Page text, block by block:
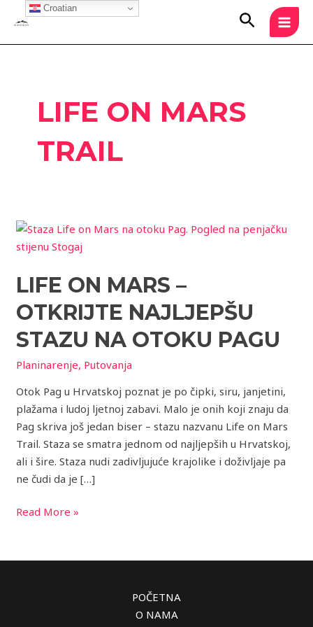
content
Search
LIFE ON MARS
TRAIL
LIFE ON MARS –
OTKRIJTE NAJLJEPŠU
STAZU NA OTOKU PAGU
Planinarenje, Putovanja
Otok Pag u Hrvatskoj poznat je po čipki, siru, janjetini,
plažama i ludoj ljetnoj zabavi. Malo je onih koji znaju da
Pag skriva još jedan biser – stazu nazvanu Life on Mars
Trail. Staza se smatra jednom od najljepših u Hrvatskoj,
ali i šire. Staza nudi zadivljujuće krajolike i doživljaje pa
ne čudi da je […]
Life
on
–
najljepšu
stazu
na
otoku
Pagu
Read More »
POČETNA
O NAMA
Croatian